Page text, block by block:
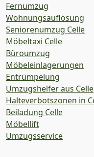
Fernumzug
Wohnungsauflösung
Seniorenumzug Celle
Möbeltaxi Celle
Büroumzug
Möbeleinlagerungen
Entrümpelung
Umzugshelfer aus Celle
Halteverbotszonen in
Beiladung Celle
Möbellift
Umzugsservice